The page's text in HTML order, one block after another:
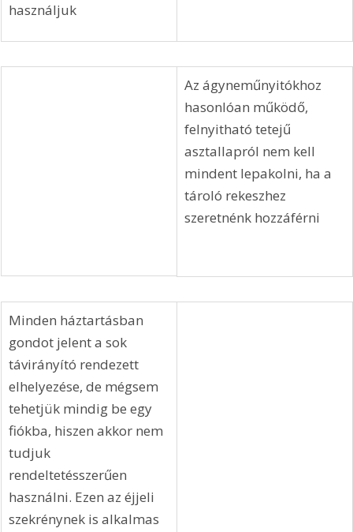
használjuk
Az ágyneműnyitókhoz
hasonlóan működő,
felnyitható tetejű
asztallapról nem kell
mindent lepakolni, ha a
tároló rekeszhez
szeretnénk hozzáférni
Minden háztartásban
gondot jelent a sok
távirányító rendezett
elhelyezése, de mégsem
tehetjük mindig be egy
fiókba, hiszen akkor nem
tudjuk
rendeltetésszerűen
használni. Ezen az éjjeli
szekrénynek is alkalmas